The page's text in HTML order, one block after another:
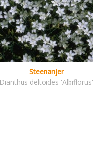
Steenanjer
Dianthus deltoides 'Albiflorus'